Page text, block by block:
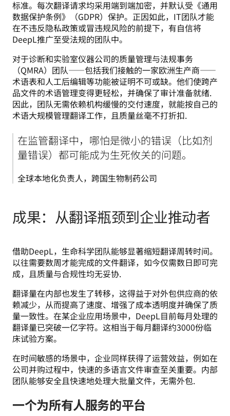
标准。每次翻译请求均采用端到端加密，并默认受《通用
数据保护条例》（GDPR）保护。正因如此，IT团队才能
在不违反隐私政策或冒违规风险的前提下，有自信将
DeepL推广至受法规的团队中。
对于诊断和实验室仪器公司的质量管理与法规事务
（QMRA）团队——包括我们接触的一家欧洲生产商——
术语表和人工后编辑等功能被证明不可或缺。他们使跨产
品文件的术语管理变得更轻松，并确保了审计准备就绪.
因此，团队无需依赖机构缓慢的交付速度，就能按自己的
术语大规模管理翻译工作，且质量丝毫不打折扣.
在监管翻译中，哪怕是微小的错误（比如剂
量错误）都可能成为生死攸关的问题。
全球本地化负责人，跨国生物制药公司
成果：从翻译瓶颈到企业推动者
借助DeepL，生命科学团队能够显著缩短翻译周转时间。
以往需要数周才能完成的文件翻译，如今仅需数日即可完
成，且质量与合规性均无妥协.
翻译量在内部也发生了转移，这得益于对外包供应商的依
赖减少，从而提高了速度、增强了成本透明度并确保了质
量一致性。在某企业应用场景中，DeepL目前每月处理的
翻译量已突破一亿字符。这相当于每月翻译约3000份临
床试验方案。
在时间敏感的场景中，企业同样获得了运营效益，例如在
公司并购过程中，快速的多语言文件审查至关重要。内部
团队能够安全且快速地处理大批量文件，无需外包.
一个为所有人服务的平台